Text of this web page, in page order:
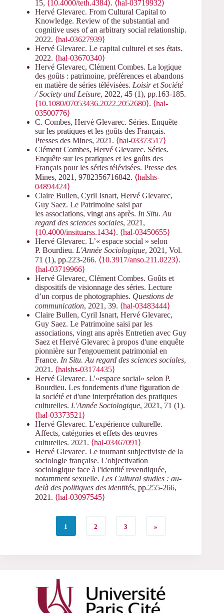
15, ⟨10.4000/teth.4384⟩. ⟨hal-03719932⟩
Hervé Glevarec. From Cultural Capital to
Knowledge. Review of the substantial and
cognitive uses of an arbitrary social relationship.
2022. ⟨hal-03627939⟩
Hervé Glevarec. Le capital culturel et ses états.
2022. ⟨hal-03670340⟩
Hervé Glevarec, Clément Combes. La logique
des goûts : patrimoine, préférences et abandons
en matière de séries télévisées. Loisir et Société
/ Society and Leisure, 2022, 45 (1), pp.163-185.
⟨10.1080/07053436.2022.2052680⟩. ⟨hal-
03500776⟩
C. Combes, Hervé Glevarec. Séries. Enquête
sur les pratiques et les goûts des Français.
Presses des Mines, 2021. ⟨hal-03373517⟩
Clément Combes, Hervé Glevarec. Séries.
Enquête sur les pratiques et les goûts des
Français pour les séries télévisées. Presse des
Mines, 2021, 9782356716842. ⟨halshs-
04894424⟩
Claire Bullen, Cyril Isnart, Hervé Glevarec,
Guy Saez. Le Patrimoine saisi par
les associations, vingt ans après. In Situ. Au
regard des sciences sociales, 2021,
⟨10.4000/insituarss.1434⟩. ⟨hal-03450655⟩
Hervé Glevarec. L’« espace social » selon
P. Bourdieu. L'Année Sociologique, 2021, Vol.
71 (1), pp.223-266. ⟨10.3917/anso.211.0223⟩.
⟨hal-03719966⟩
Hervé Glevarec, Clément Combes. Goûts et
dispositifs de visionnage des séries. Lecture
d’un corpus de photographies. Questions de
communication, 2021, 39. ⟨hal-03483444⟩
Claire Bullen, Cyril Isnart, Hervé Glevarec,
Guy Saez. Le Patrimoine saisi par les
associations, vingt ans après Entretien avec Guy
Saez et Hervé Glevarec à propos d'une enquête
pionnière sur l'engouement patrimonial en
France. In Situ. Au regard des sciences sociales,
2021. ⟨halshs-03174435⟩
Hervé Glevarec. L'«espace social» selon P.
Bourdieu. Les fondements d'une figuration de
la société et d'une interprétation des pratiques
culturelles. L'Année Sociologique, 2021, 71 (1).
⟨hal-03373521⟩
Hervé Glevarec. L'expérience culturelle.
Affects, catégories et effets des œuvres
culturelles. 2021. ⟨hal-03467091⟩
Hervé Glevarec. Le tournant subjectiviste de la
sociologie française. L'objectivation
sociologique face à l'identité revendiquée,
notamment sexuelle. Les Cultural studies : au-
delà des politiques des identités, pp.255-266,
2021. ⟨hal-03097545⟩
1 2 3 »